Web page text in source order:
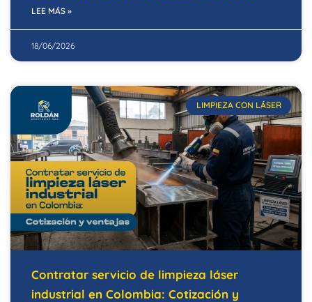
LEE MÁS »
18/06/2026
LIMPIEZA CON LÁSER
Contratar servicio de limpieza láser
industrial en Colombia: Cotización y